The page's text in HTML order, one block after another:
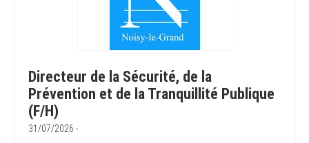
Directeur de la Sécurité, de la
Prévention et de la Tranquillité Publique
(F/H)
31/07/2026 -